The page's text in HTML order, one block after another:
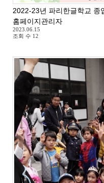
2022-23년 파리한글학교 종
홈페이지관리자
2023.06.15
조회 수 12